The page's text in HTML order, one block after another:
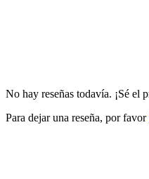
No hay reseñas todavía. ¡Sé el
Para dejar una reseña, por favor